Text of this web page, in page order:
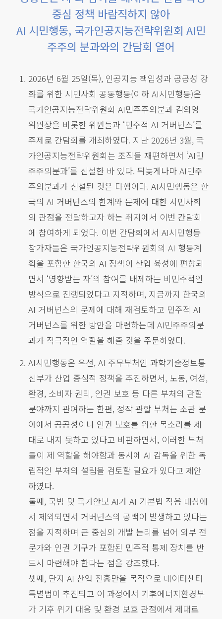
중심 정책 바람직하지 않아
AI 시민행동, 국가인공지능전략위원회 AI민
주주의 분과와의 간담회 열어
2026년 6월 25일(목), 인공지능 책임성과 공공성 강
화를 위한 시민사회 공동행동(이하 AI시민행동)은
국가인공지능전략위원회 AI민주주의분과 김의영
위원장을 비롯한 위원들과 ‘민주적 AI 거버넌스’를
주제로 간담회를 개최하였다. 지난 2026년 3월, 국
가인공지능전략위원회는 조직을 재편하면서 ‘AI민
주주의분과’를 신설한 바 있다. 뒤늦게나마 AI민주
주의분과가 신설된 것은 다행이다. AI시민행동은 한
국의 AI 거버넌스의 한계와 문제에 대한 시민사회
의 관점을 전달하고자 하는 취지에서 이번 간담회
에 참여하게 되었다. 이번 간담회에서 AI시민행동
참가자들은 국가인공지능전략위원회의 AI 행동계
획을 포함한 한국의 AI 정책이 산업 육성에 편향되
면서 ‘영향받는 자’의 참여를 배제하는 비민주적인
방식으로 진행되었다고 지적하며, 지금까지 한국의
AI 거버넌스의 문제에 대해 재검토하고 민주적 AI
거버넌스를 위한 방안을 마련하는데 AI민주주의분
과가 적극적인 역할을 해줄 것을 주문하였다.
AI시민행동은 우선, AI 주무부처인 과학기술정보통
신부가 산업 중심적 정책을 추진하면서, 노동, 여성,
환경, 소비자 권리, 인권 보호 등 다른 부처의 관할
분야까지 관여하는 한편, 정작 관할 부처는 소관 분
야에서 공공성이나 인권 보호를 위한 목소리를 제
대로 내지 못하고 있다고 비판하면서, 이러한 부처
들이 제 역할을 해야함과 동시에 AI 감독을 위한 독
립적인 부처의 설립을 검토할 필요가 있다고 제안
하였다.
둘째, 국방 및 국가안보 AI가 AI 기본법 적용 대상에
서 제외되면서 거버넌스의 공백이 발생하고 있다는
점을 지적하며 군 중심의 개발 논리를 넘어 외부 전
문가와 인권 기구가 포함된 민주적 통제 장치를 반
드시 마련해야 한다는 점을 강조했다.
셋째, 단지 AI 산업 진흥만을 목적으로 데이터센터
특별법이 추진되고 이 과정에서 기후에너지환경부
가 기후 위기 대응 및 환경 보호 관점에서 제대로